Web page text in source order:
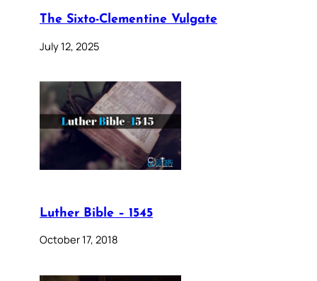
The Sixto-Clementine Vulgate
July 12, 2025
Luther Bible – 1545
October 17, 2018